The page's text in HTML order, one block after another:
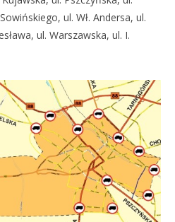
ul. Wł. Andersa, ul.
ul. Warszawska, ul. I.